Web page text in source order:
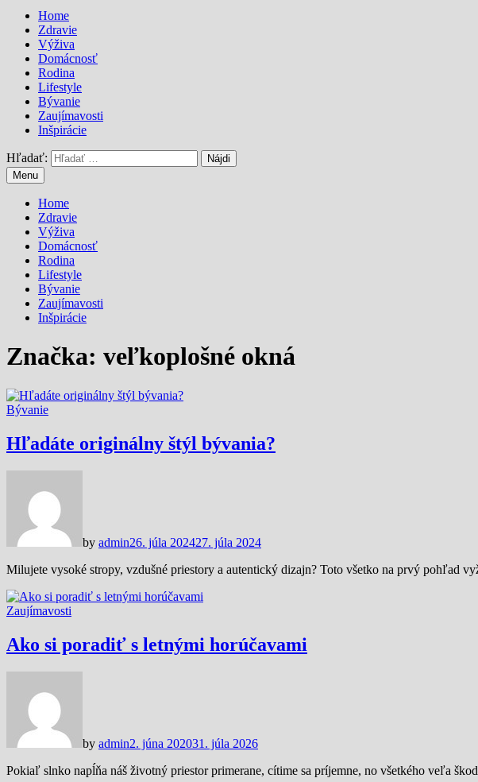
Home
Zdravie
Výživa
Domácnosť
Rodina
Lifestyle
Bývanie
Zaujímavosti
Inšpirácie
Hľadať:
Menu
Home
Zdravie
Výživa
Domácnosť
Rodina
Lifestyle
Bývanie
Zaujímavosti
Inšpirácie
Značka: veľkoplošné okná
Bývanie
Hľadáte originálny štýl bývania?
by admin26. júla 202427. júla 2024
Milujete vysoké stropy, vzdušné priestory a autentický dizajn? Toto všetko na prvý pohľad
Zaujímavosti
Ako si poradiť s letnými horúčavami
by admin2. júna 202031. júla 2026
Pokiaľ slnko napĺňa náš životný priestor primerane, cítime sa príjemne, no všetkého veľa